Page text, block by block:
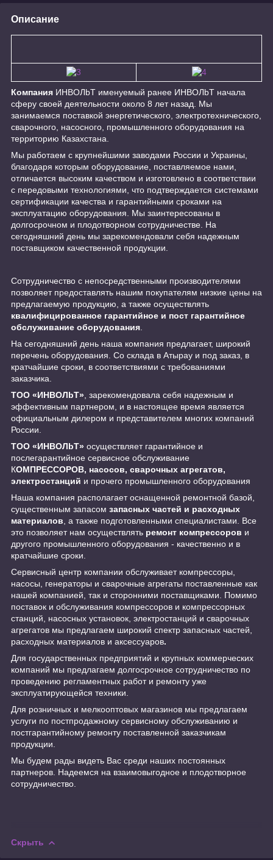
Описание
Компания ИНBOЛbT именуемый ранее ИНBOЛbT начала
сферу своей деятельности около 8 лет назад. Мы
занимаемся поставкой энергетического, электротехнического,
сварочного, насосного, промышленного оборудования на
территорию Казахстана.
Мы работаем с крупнейшими заводами России и Украины,
благодаря которым оборудование, поставляемое нами,
отличается высоким качеством и изготовлено в соответствии
с передовыми технологиями, что подтверждается системами
сертификации качества и гарантийными сроками на
эксплуатацию оборудования. Мы заинтересованы в
долгосрочном и плодотворном сотрудничестве. На
сегодняшний день мы зарекомендовали себя надежным
поставщиком качественной продукции.
Сотрудничество с непосредственными производителями
позволяет предоставлять нашим покупателям низкие цены на
предлагаемую продукцию, а также осуществлять
квалифицированное гарантийное и пост гарантийное
обслуживание оборудования
На сегодняшний день наша компания предлагает, широкий
перечень оборудования. Со склада в Атырау и под заказ, в
кратчайшие сроки, в соответствиями с требованиями
заказчика.
ТОО «ИНBOЛbT» , зарекомендовала себя надежным и
эффективным партнером, и в настоящее время является
официальным дилером и представителем многих компаний
России.
ТОО «ИНBOЛbT» осуществляет гарантийное и
послегарантийное сервисное обслуживание
КОМПРЕССОРОВ, насосов, сварочных агрегатов,
электростанций и прочего промышленного оборудования
Наша компания располагает оснащенной ремонтной базой,
существенным запасом запасных частей и расходных
материалов , а также подготовленными специалистами. Все
это позволяет нам осуществлять ремонт компрессоров и
другого промышленного оборудования - качественно и в
кратчайшие сроки.
Сервисный центр компании обслуживает компрессоры,
насосы, генераторы и сварочные агрегаты поставленные как
нашей компанией, так и сторонними поставщиками. Помимо
поставок и обслуживания компрессоров и компрессорных
станций, насосных установок, электростанций и сварочных
агрегатов мы предлагаем широкий спектр запасных частей,
расходных материалов и аксессуаров.
Для государственных предприятий и крупных коммерческих
компаний мы предлагаем долгосрочное сотрудничество по
проведению регламентных работ и ремонту уже
эксплуатирующейся техники.
Для розничных и мелкооптовых магазинов мы предлагаем
услуги по постпродажному сервисному обслуживанию и
постгарантийному ремонту поставленной заказчикам
продукции.
Мы будем рады видеть Вас среди наших постоянных
партнеров. Надеемся на взаимовыгодное и плодотворное
сотрудничество.
Скрыть